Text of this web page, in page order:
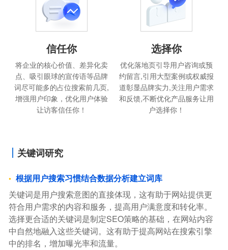
信任你
将企业的核心价值、差异化卖
点、吸引眼球的宣传语等品牌
词尽可能多的占位搜索前几页,
增强用户印象，优化用户体验
让访客信任你！
选择你
优化落地页引导用户咨询或预
约留言,引用大型案例或权威报
道彰显品牌实力,关注用户需求
和反馈,不断优化产品服务让用
户选择你！
关键词研究
根据用户搜索习惯结合数据分析建立词库
关键词是用户搜索意图的直接体现，这有助于网站提供更
符合用户需求的内容和服务，提高用户满意度和转化率。
选择更合适的关键词是制定SEO策略的基础，在网站内容
中自然地融入这些关键词。这有助于提高网站在搜索引擎
中的排名，增加曝光率和流量。